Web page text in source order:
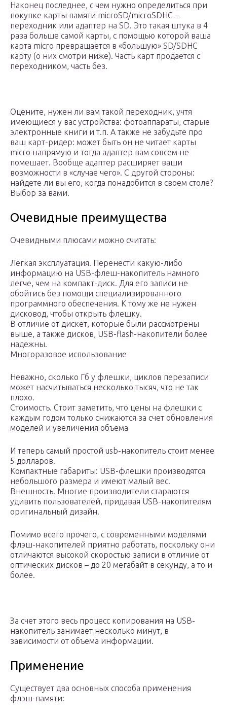
Наконец последнее, с чем нужно определиться при
покупке карты памяти microSD/microSDHC –
переходник или адаптер на SD. Это такая штука в 4
раза больше самой карты, с помощью которой ваша
карта micro превращается в «большую» SD/SDHC
карту (о них смотри ниже). Часть карт продается с
переходником, часть без.
Оцените, нужен ли вам такой переходник, учтя
имеющиеся у вас устройства: фотоаппараты, старые
электронные книги и т.п. А также не забудьте про
ваш карт-ридер: может быть он не читает карты
micro напрямую и тогда адаптер вам совсем не
помешает. Вообще адаптер расширяет ваши
возможности в «случае чего». С другой стороны:
найдете ли вы его, когда понадобится в своем столе?
Выбор за вами.
Очевидные преимущества
Очевидными плюсами можно считать:
Легкая эксплуатация. Перенести какую-либо
информацию на USB-флеш-накопитель намного
легче, чем на компакт-диск. Для его записи не
обойтись без помощи специализированного
программного обеспечения. К тому же не нужен
дисковод, чтобы открыть флешку.
В отличие от дискет, которые были рассмотрены
выше, а также дисков, USB-flash-накопители более
надежны.
Многоразовое использование
Неважно, сколько Гб у флешки, циклов перезаписи
может насчитываться несколько тысяч, что не так
плохо.
Стоимость. Стоит заметить, что цены на флешки с
каждым годом только снижаются за счет обновления
моделей и увеличения объема
И теперь самый простой usb-накопитель стоит менее
5 долларов.
Компактные габариты: USB-флешки производятся
небольшого размера и имеют малый вес.
Внешность. Многие производители стараются
удивить пользователей, придавая USB-накопителям
оригинальный дизайн.
Помимо всего прочего, с современными моделями
флэш-накопителей приятно работать, поскольку они
отличаются высокой скоростью записи в отличие от
оптических дисков – до 20 мегабайт в секунду, а то и
более.
За счет этого весь процесс копирования на USB-
накопитель занимает несколько минут, в
зависимости от объема информации.
Применение
Существует два основных способа применения
флэш-памяти: